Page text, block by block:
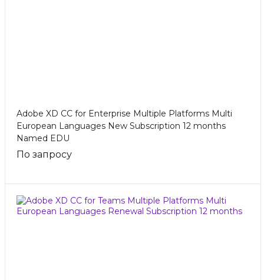
Adobe XD CC for Enterprise Multiple Platforms Multi
European Languages New Subscription 12 months
Named EDU
По запросу